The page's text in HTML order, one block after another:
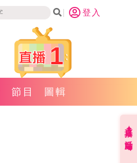
登入
1
節目 圖輯
直播✦活動